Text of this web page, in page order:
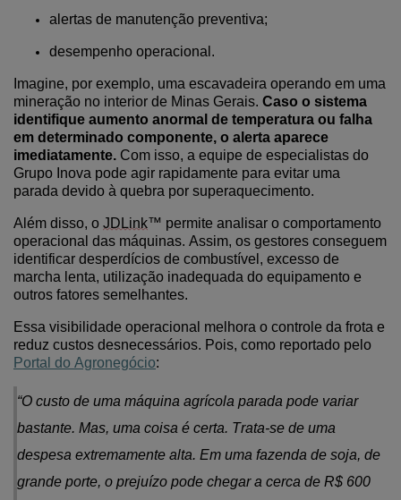
alertas de manutenção preventiva;
desempenho operacional.
Imagine, por exemplo, uma escavadeira operando em uma
mineração no interior de Minas Gerais. Caso o sistema
identifique aumento anormal de temperatura ou falha
em determinado componente, o alerta aparece
imediatamente. Com isso, a equipe de especialistas do
Grupo Inova pode agir rapidamente para evitar uma
parada devido à quebra por superaquecimento.
Além disso, o JDLink™ permite analisar o comportamento
operacional das máquinas. Assim, os gestores conseguem
identificar desperdícios de combustível, excesso de
marcha lenta, utilização inadequada do equipamento e
outros fatores semelhantes.
Essa visibilidade operacional melhora o controle da frota e
reduz custos desnecessários. Pois, como reportado pelo
Portal do Agronegócio:
“O custo de uma máquina agrícola parada pode variar
bastante. Mas, uma coisa é certa. Trata-se de uma
despesa extremamente alta. Em uma fazenda de soja, de
grande porte, o prejuízo pode chegar a cerca de R$ 600